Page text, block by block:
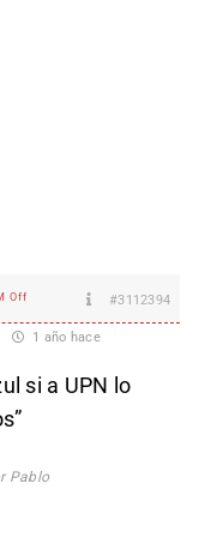
Off #3112394
1 año hace
si a UPN lo
Pablo